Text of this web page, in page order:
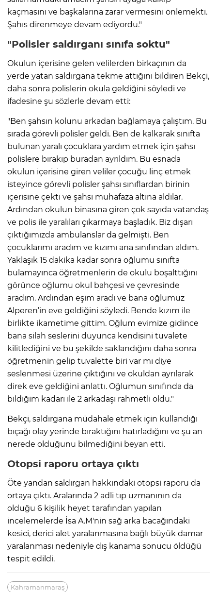
kaçmasını ve başkalarına zarar vermesini önlemekti.
Şahıs direnmeye devam ediyordu."
"Polisler saldırganı sınıfa soktu"
Okulun içerisine gelen velilerden birkaçının da
yerde yatan saldırgana tekme attığını bildiren Bekçi,
daha sonra polislerin okula geldiğini söyledi ve
ifadesine şu sözlerle devam etti:
"Ben şahsın kolunu arkadan bağlamaya çalıştım. Bu
sırada görevli polisler geldi. Ben de kalkarak sınıfta
bulunan yaralı çocuklara yardım etmek için şahsı
polislere bırakıp buradan ayrıldım. Bu esnada
okulun içerisine giren veliler çocuğu linç etmek
isteyince görevli polisler şahsı sınıflardan birinin
içerisine çekti ve şahsı muhafaza altına aldılar.
Ardından okulun binasına giren çok sayıda vatandaş
ve polis ile yaralıları çıkarmaya başladık. Biz dışarı
çıktığımızda ambulanslar da gelmişti. Ben
çocuklarımı aradım ve kızımı ana sınıfından aldım.
Yaklaşık 15 dakika kadar sonra oğlumu sınıfta
bulamayınca öğretmenlerin de okulu boşalttığını
görünce oğlumu okul bahçesi ve çevresinde
aradım. Ardından eşim aradı ve bana oğlumuz
Alperen’in eve geldiğini söyledi. Bende kızım ile
birlikte ikametime gittim. Oğlum evimize gidince
bana silah seslerini duyunca kendisini tuvalete
kilitlediğini ve bu şekilde saklandığını daha sonra
öğretmenin gelip tuvalette biri var mı diye
seslenmesi üzerine çıktığını ve okuldan ayrılarak
direk eve geldiğini anlattı. Oğlumun sınıfında da
bildiğim kadarı ile 2 arkadaşı rahmetli oldu."
Bekçi, saldırgana müdahale etmek için kullandığı
bıçağı olay yerinde bıraktığını hatırladığını ve şu an
nerede olduğunu bilmediğini beyan etti.
Otopsi raporu ortaya çıktı
Öte yandan saldırgan hakkındaki otopsi raporu da
ortaya çıktı. Aralarında 2 adli tıp uzmanının da
olduğu 6 kişilik heyet tarafından yapılan
incelemelerde İsa A.M'nin sağ arka bacağındaki
kesici, derici alet yaralanmasına bağlı büyük damar
yaralanması nedeniyle dış kanama sonucu öldüğü
tespit edildi.
Kahramanmaraş